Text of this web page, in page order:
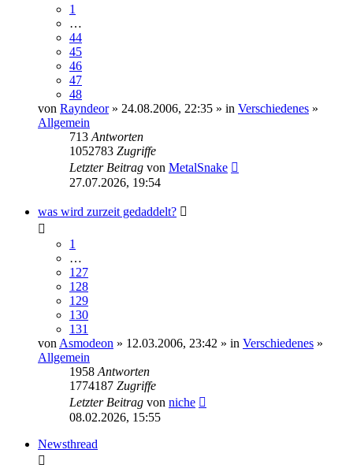
1
…
44
45
46
47
48
von Rayndeor» 24.08.2006, 22:35 » in Verschiedenes »
Allgemein
713 Antworten
1052783 Zugriffe
Letzter Beitrag von MetalSnake
27.07.2026, 19:54
was wird zurzeit gedaddelt?
1
…
127
128
129
130
131
von Asmodeon » 12.03.2006, 23:42 » in Verschiedenes »
Allgemein
1958 Antworten
1774187 Zugriffe
Letzter Beitrag von niche
08.02.2026, 15:55
Newsthread